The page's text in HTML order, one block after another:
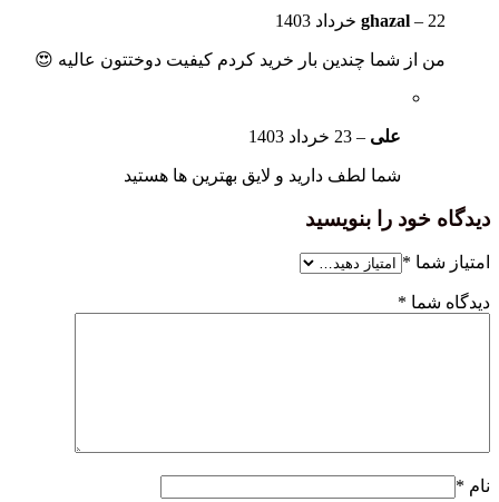
ghazal – 22 خرداد 1403
من از شما چندین بار خرید کردم کیفیت دوختتون عالیه 😍
علی – 23 خرداد 1403
شما لطف دارید و لایق بهترین ها هستید
دیدگاه خود را بنویسید
امتیاز شما*
دیدگاه شما*
نام*